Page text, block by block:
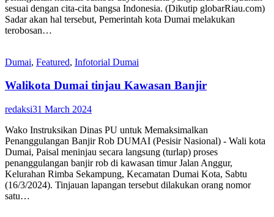
sesuai dengan cita-cita bangsa Indonesia. (Dikutip globarRiau.com)
Sadar akan hal tersebut, Pemerintah kota Dumai melakukan
terobosan…
Dumai, Featured, Infotorial Dumai
Walikota Dumai tinjau Kawasan Banjir
redaksi31 March 2024
Wako Instruksikan Dinas PU untuk Memaksimalkan
Penanggulangan Banjir Rob DUMAI (Pesisir Nasional) - Wali kota
Dumai, Paisal meninjau secara langsung (turlap) proses
penanggulangan banjir rob di kawasan timur Jalan Anggur,
Kelurahan Rimba Sekampung, Kecamatan Dumai Kota, Sabtu
(16/3/2024). Tinjauan lapangan tersebut dilakukan orang nomor
satu…